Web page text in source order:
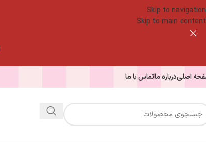
Skip to navigation
Skip to main content
اصلیدرباره ماتماس با ما